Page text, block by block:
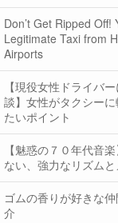
Don’t Get Ripped
Legitimate Taxi from
Airports
【現役女性ドライバ
談】女性がタクシー
たいポイント
【魅惑の７０年代音
ない、強力なリズム
ゴムの香りが好きな
介